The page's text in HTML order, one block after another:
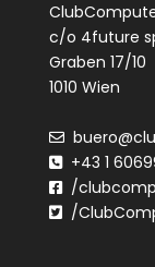
c/o 4future
Graben 17/10
1010 Wien
+43 1
/
/